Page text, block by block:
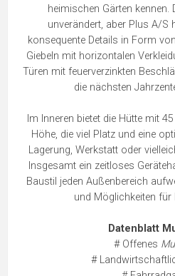
heimischen Gärten kennen.
unverändert, aber Plus A/S
konsequente Details in Form
Giebeln mit horizontalen
Türen mit feuerverzinkten
die nächsten
Im Inneren bietet die Hütte mit
Höhe, die viel Platz und eine
Lagerung, Werkstatt oder
Insgesamt ein zeitloses
Baustil jeden Außenbereich
und Möglichkeiten für
Datenblatt
# Offenes
#